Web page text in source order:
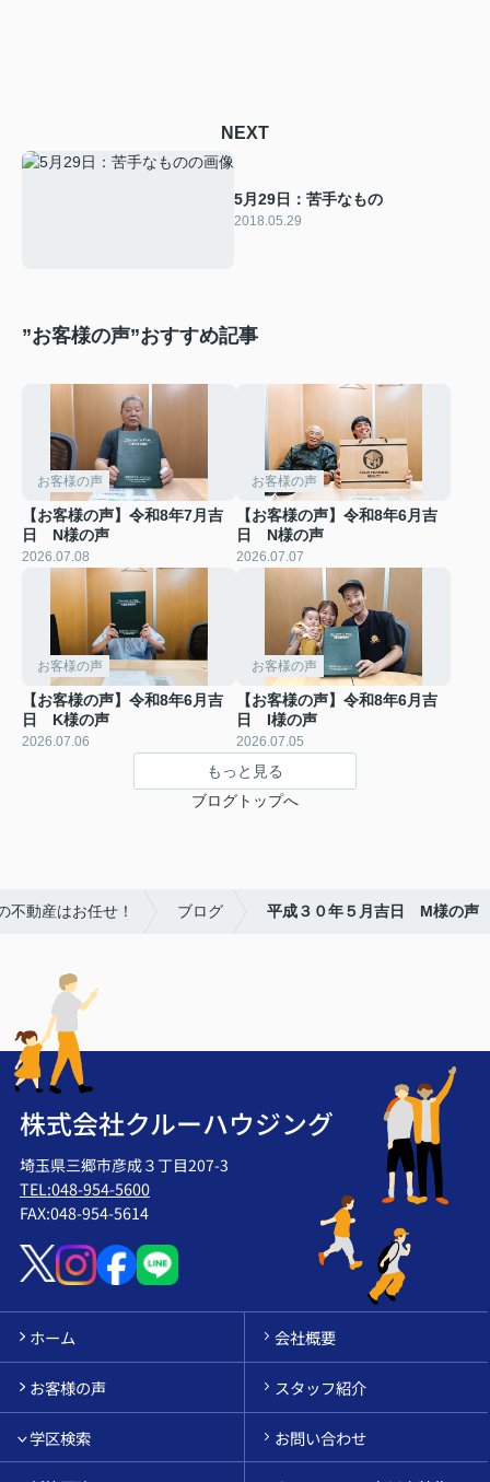
NEXT
5月29日：苦手なもの
2018.05.29
”お客様の声”おすすめ記事
お客様の声
【お客様の声】令和8年7月吉
日 N様の声
2026.07.08
お客様の声
【お客様の声】令和8年6月吉
日 N様の声
2026.07.07
お客様の声
【お客様の声】令和8年6月吉
日 K様の声
2026.07.06
お客様の声
【お客様の声】令和8年6月吉
日 I様の声
2026.07.05
もっと見る
ブログトップへ
不動産はお任せ！ ブログ 平成３０年５月吉日 M様の声
株式会社クルーハウジング
埼玉県三郷市彦成３丁目207-3
TEL:048-954-5600
FAX:048-954-5614
ホーム 会社概要
お客様の声 スタッフ紹介
学区検索 お問い合わせ